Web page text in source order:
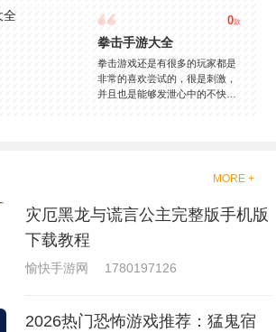
0款
拳击手游大全
拳击游戏还是有很多的玩家都是
非常的喜欢尝试的，很是刺激，
并且也是能够发泄心中的不快
够去进行体验的，我们也是能够
就是收集了一些有意思的拳击游
MORE +
灾厄黑龙与谎言公主完整版手机版
下载教程
愉快手游网 1780197126
2026热门恐怖游戏推荐：猛鬼宿